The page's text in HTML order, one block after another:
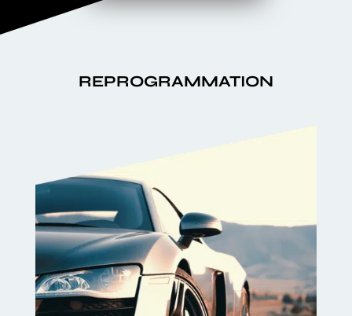
REPROGRAMMATION